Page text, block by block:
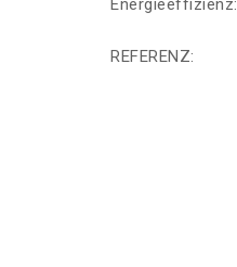
Energieeffizienz:
REFERENZ: